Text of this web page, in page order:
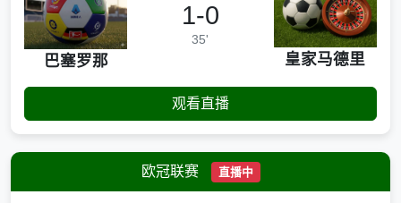
巴塞罗那
1-0
35'
皇家马德里
观看直播
欧冠联赛 直播中